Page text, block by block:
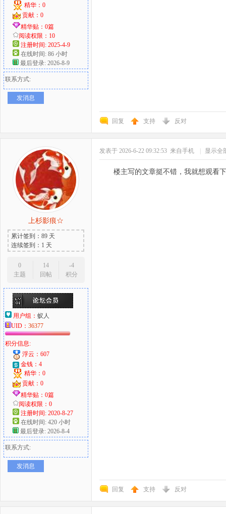
精华：0
贡献：0
精华贴：0篇
阅读权限：10
注册时间: 2025-4-9
在线时间: 86 小时
最后登录: 2026-8-9
联系方式:
发消息
回复 支持 反对
上杉影痕☆
累计签到：89 天
连续签到：1 天
0
主题
14
回帖
-4
积分
用户组： 蚁人
UID： 36377
积分信息:
浮云：607
金钱：4
精华：0
贡献：0
精华贴：0篇
阅读权限：0
注册时间: 2020-8-27
在线时间: 420 小时
最后登录: 2026-8-4
联系方式:
发消息
发表于 2026-6-22 09:32:53 来自手机 显示全
楼主写的文章挺不错，我就想观看
回复 支持 反对